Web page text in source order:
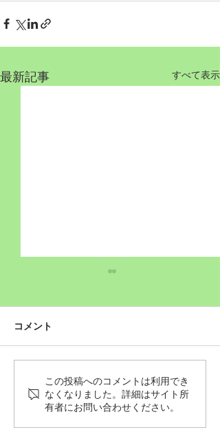
最新記事 すべて表示
Wordだけで作っちゃおう
～★みことば職人るちゃ
ん('◇')ゞ
コメント
この投稿へのコメントは利用でき
なくなりました。詳細はサイト所
有者にお問い合わせください。